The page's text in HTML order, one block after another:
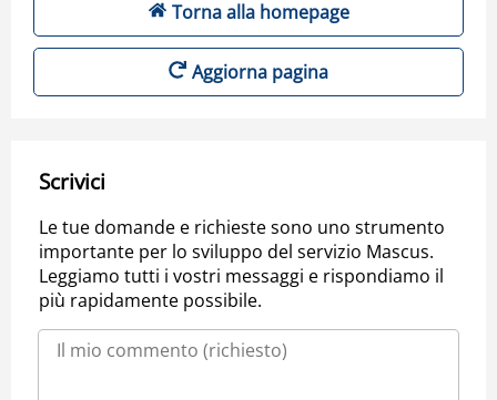
Torna alla homepage
Aggiorna pagina
Scrivici
Le tue domande e richieste sono uno strumento
importante per lo sviluppo del servizio Mascus.
Leggiamo tutti i vostri messaggi e rispondiamo il
più rapidamente possibile.